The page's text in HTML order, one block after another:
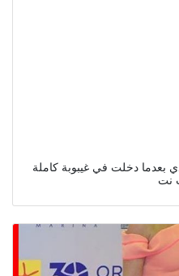
بعدما دخلت في غيبوبة كاملة
نت